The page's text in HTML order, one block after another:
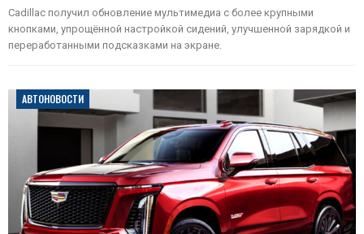
Cadillac получил обновление мультимедиа с более крупными
кнопками, упрощённой настройкой сидений, улучшенной зарядкой и
переработанными подсказками на экране.
АВТОНОВОСТИ